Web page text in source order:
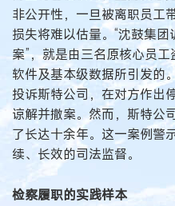
非公开性，一旦被离职员工
损失将难以估量。“沈鼓集
案”，就是由三名原核心员
软件及基本级数据所引发的
投诉斯特公司，在对方作出
谅解并撤案。然而，斯特公
了长达十余年。这一案例警
续、长效的司法监督。
检察履职的实践样本